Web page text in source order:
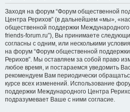
Заходя на форум “Форум общественной
Центра Рерихов” (в дальнейшем «мы»,
общественной поддержки Международного
friends-forum.ru”), Вы принимаете
согласны с одним, или несколькими
на форум “Форум общественной
Рерихов”. Мы оставляем за собой право
любое время, и постараемся уведомить
рекомендуем Вам периодически
курсе всех изменений. Использование
поддержки Международного Центра
подразумевает Ваше с ними согласие.